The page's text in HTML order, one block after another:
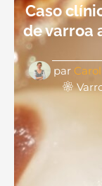
Caso
de varroa
par